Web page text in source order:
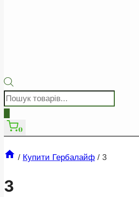
Пошук
товарів
0
/ Купити Гербалайф / 3
3